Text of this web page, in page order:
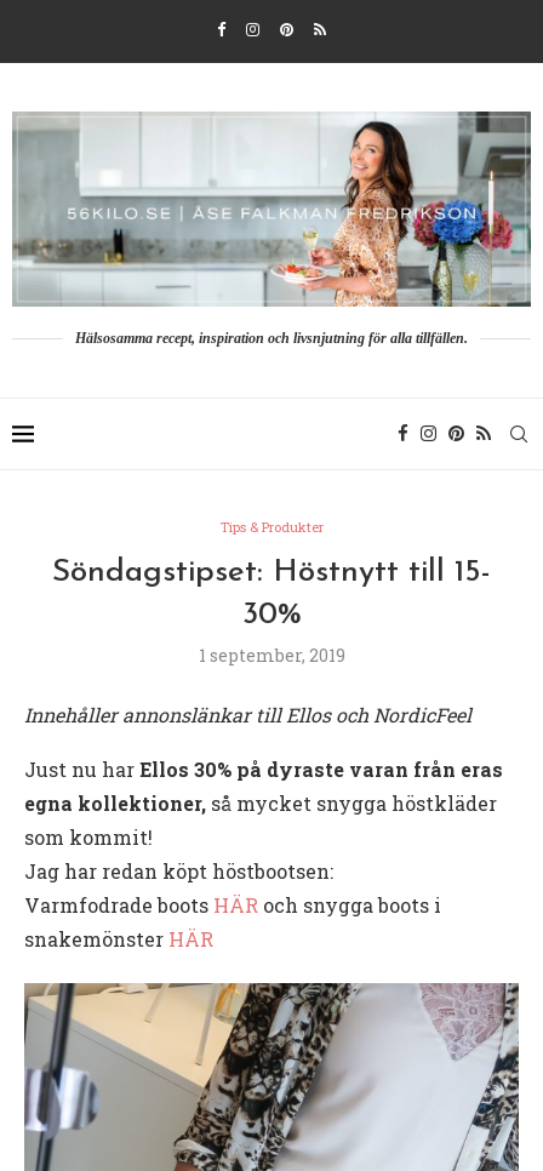
Hälsosamma recept, inspiration och livsnjutning för alla tillfällen.
Tips & Produkter
Söndagstipset: Höstnytt till 15-
30%
1 september, 2019
Innehåller annonslänkar till Ellos och NordicFeel
Just nu harEllos 30% på dyraste varan från eras
egna kollektioner, så mycket snygga höstkläder
som kommit!
Jag har redan köpt höstbootsen:
Varmfodrade boots HÄR och snygga boots i
snakemönster HÄR